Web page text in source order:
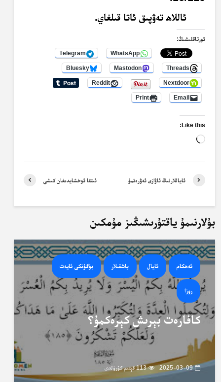
ئاللاھ تەۋپىق ئاتا قىلغاي.
ئورتاقلىشىڭ:
WhatsApp
Telegram
Threads
Mastodon
Bluesky
Nextdoor
Reddit
Email
Print
Like this:
Loading…
ئىتقا ئوخشايدىغان كىشى ئاياللارنىڭ ئاۋازى ئەۋرەتمۇ
بۇلارنىمۇ ياقتۇرىشىڭىز مۇمكىن
ئەھكام ئايال باشقىلار بۈگۈنكى ئايەت
روزا
كافارەت بېرىش كېرەكمۇ؟
2025-03-09 113 قېتىم كۆرۈلدى